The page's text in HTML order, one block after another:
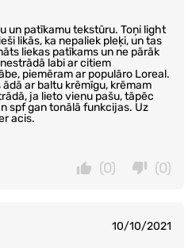
un patīkamu tekstūru. Toņi light
likās, ka nepaliek pleķi, un tas
liekas patīkams un ne pārāk
labi ar citiem
piemēram ar populāro Loreal.
ar baltu krēmīgu, krēmam
ja lieto vienu pašu, tāpēc
spf gan tonālā funkcijas. Uz
acis.
(0)
(0)
10/10/2021